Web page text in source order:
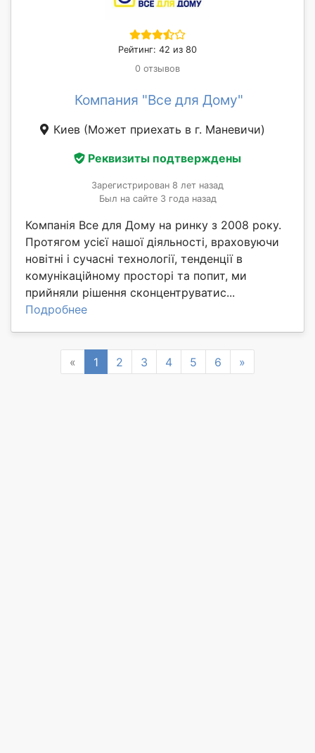
Рейтинг: 42 из 80
0 отзывов
Компания "Все для Дому"
Киев (Может приехать в г. Маневичи)
Реквизиты подтверждены
Зарегистрирован 8 лет назад
Был на сайте 3 года назад
Компанія Все для Дому на ринку з 2008 року.
Протягом усієї нашої діяльності, враховуючи
новітні і сучасні технології, тенденції в
комунікаційному просторі та попит, ми
прийняли рішення сконцентруватис...
Подробнее
« Previous
1 2 3 4 5 6 »